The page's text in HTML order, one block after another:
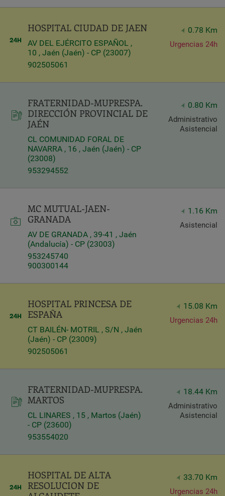
HOSPITAL CIUDAD DE JAEN
AV DEL EJÉRCITO ESPAÑOL ,
10 , Jaén (Jaén) - CP (23007)
902505061
0.78 Km
Urgencias 24h
FRATERNIDAD-MUPRESPA.
DIRECCIÓN PROVINCIAL DE
JAÉN
CL COMUNIDAD FORAL DE
NAVARRA , 16 , Jaén (Jaén) - CP
(23008)
953294552
0.80 Km
Administrativo
Asistencial
MC MUTUAL-JAEN-
GRANADA
AV DE GRANADA , 39-41 , Jaén
(Andalucía) - CP (23003)
953245740
900300144
1.16 Km
Asistencial
HOSPITAL PRINCESA DE
ESPAÑA
CT BAILÉN- MOTRIL , S/N , Jaén
(Jaén) - CP (23009)
902505061
15.08 Km
Urgencias 24h
FRATERNIDAD-MUPRESPA.
MARTOS
CL LINARES , 15 , Martos (Jaén)
- CP (23600)
953554020
18.44 Km
Administrativo
Asistencial
HOSPITAL DE ALTA
RESOLUCION DE
33.70 Km
Urgencias 24h